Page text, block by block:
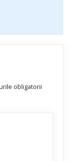
obligatorii